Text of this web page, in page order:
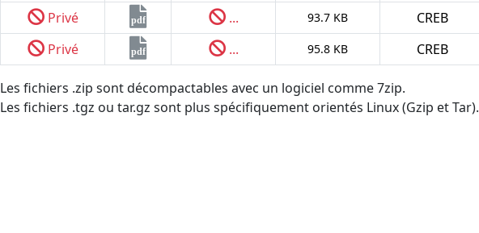
Privé
pdf ... 93.7 KB CREB
Privé pdf ... 95.8 KB CREB
Les fichiers .zip sont décompactables avec un logiciel comme 7zip.
Les fichiers .tgz ou tar.gz sont plus spécifiquement orientés Linux (Gzip et Tar).